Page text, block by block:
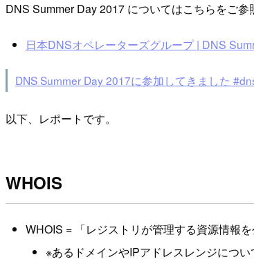
DNS Summer Day 2017 についてはこちらをご参
日本DNSオペレーターズグループ | DNS
DNS Summer Day 2017に参加してきました
以下、レポートです。
WHOIS
WHOIS = 「レジストリが管理する資源情報を
※あるドメインやIPアドレスレンジにつ